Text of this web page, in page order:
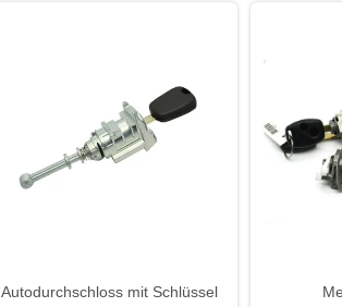
Autodurchschloss mit Schlüssel